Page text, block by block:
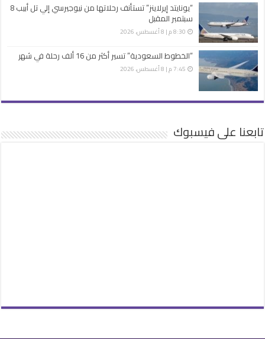
“يونايتد إيرلاينز” تستأنف رحلاتها من نيوجيرسي إلي تل أبيب 8
سبتمبر المقبل
8:30 م | 8 أغسطس، 2026
“الخطوط السعودية” تسير أكثر من 16 ألف رحلة في شهر
7:45 م | 8 أغسطس، 2026
تابعنا على فيسبوك